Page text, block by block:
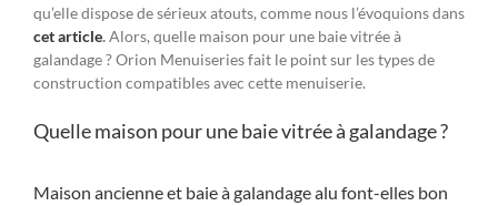
qu’elle dispose de sérieux atouts, comme nous l’évoquions dans
cet article.Alors, quelle maison pour une baie vitrée à
galandage ? Orion Menuiseries fait le point sur les types de
construction compatibles avec cette menuiserie.
Quelle maison pour une baie vitrée à galandage ?
Maison ancienne et baie à galandage alu font-elles bon